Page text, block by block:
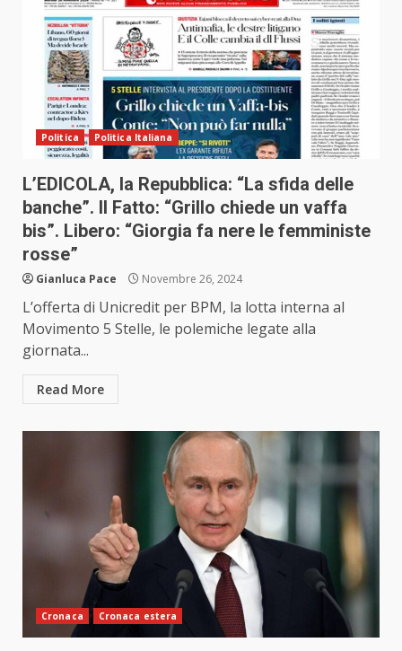
Politica Politica Italiana
L’EDICOLA, la Repubblica: “La sfida delle
banche”. Il Fatto: “Grillo chiede un vaffa
bis”. Libero: “Giorgia fa nere le femministe
rosse”
Gianluca Pace Novembre 26, 2024
L’offerta di Unicredit per BPM, la lotta interna al
Movimento 5 Stelle, le polemiche legate alla
giornata...
Read More
Cronaca Cronaca estera